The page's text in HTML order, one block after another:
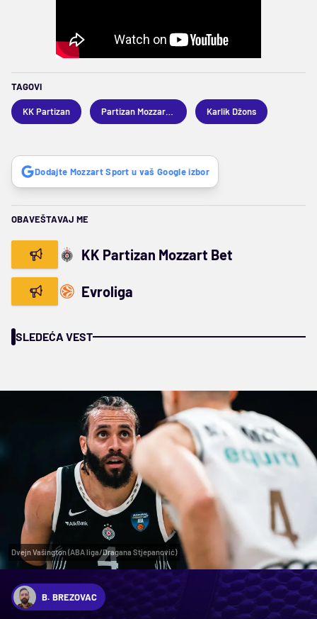
TAGOVI
KK Partizan Karlik Džons
Dodajte Mozzart Sport u vaš Google izbor
OBAVEŠTAVAJ ME
KK Partizan Mozzart Bet
Evroliga
SLEDEĆA VEST
Dvejn Vašington (ABA liga/Dragana Stjepanović)
B. BREZOVAC